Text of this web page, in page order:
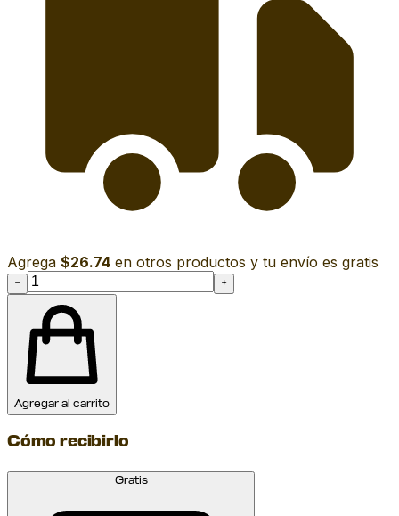
Agrega $26.74 en otros productos y tu envío es gratis
− +
Agregar al carrito
Cómo recibirlo
Gratis